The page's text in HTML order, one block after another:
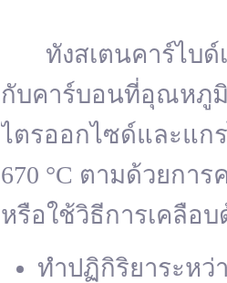
ทังสเตนคาร์ไบด์เ
กับคาร์บอนที่อุณหภูมิ
ไตรออกไซด์และแก
670 °C ตามด้วยกา
หรือใช้วิธีการเคลือบ
ทำปฏิกิริยาระหว่